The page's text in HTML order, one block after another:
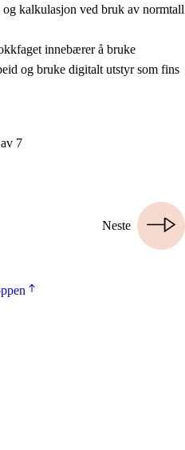
kalkulasjon ved bruk av normtall
innebærer å bruke
og bruke digitalt utstyr som fins
7
Neste